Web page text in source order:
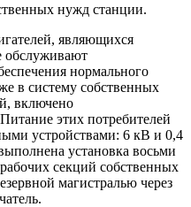
нужд станции.
являющихся
обслуживают
нормального
в систему собственных
включено
этих потребителей
устройствами: 6 кВ и 0,4
установка восьми
секций собственных
магистралью через